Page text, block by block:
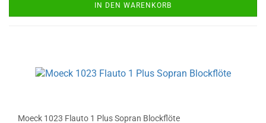
IN DEN WARENKORB
Moeck 1023 Flauto 1 Plus Sopran Blockflöte